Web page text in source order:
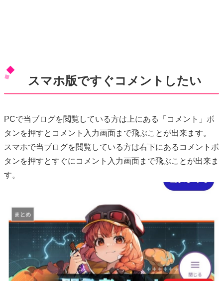
スマホ版ですぐコメントしたい
PCで当ブログを閲覧している方は上にある「コメント」ボ
タンを押すとコメント入力画面まで飛ぶことが出来ます。
スマホで当ブログを閲覧している方は右下にあるコメントボ
タンを押すとすぐにコメント入力画面まで飛ぶことが出来ま
す。